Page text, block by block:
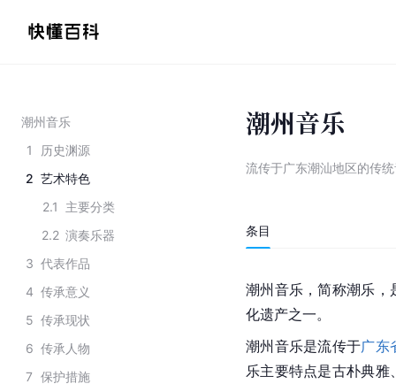
潮州音乐
1
历史渊源
2 艺术特色
2.1
主要分类
2.2 演奏乐器
3 代表作品
4 传承意义
5 传承现状
6 传承人物
7 保护措施
潮州音乐
流传于广东潮汕地区的传
条目
潮州音乐，简称潮乐，
化遗产之一。
潮州音乐是流传于广东
乐主要特点是古朴典